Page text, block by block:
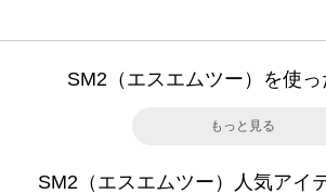
SM2（エスエムツー）を使
もっと見る
SM2（エスエムツー）人気アイ